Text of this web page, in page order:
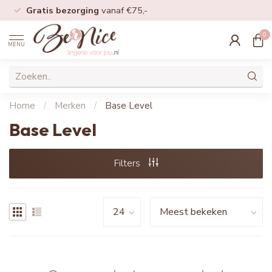
Gratis bezorging vanaf €75,-
MENU
0
Home / Merken / Base Level
Base Level
Filters